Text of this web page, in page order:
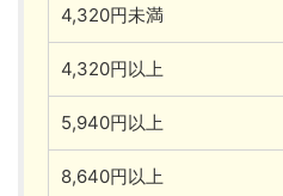
4,320円未満
4,320円以上
5,940円以上
8,640円以上